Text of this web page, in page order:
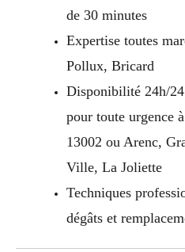
de 30 minutes
Expertise toutes
Pollux, Bricard
Disponibilité 24h/
pour toute urgence
13002 ou Arenc,
Ville, La Joliette
Techniques
dégâts et